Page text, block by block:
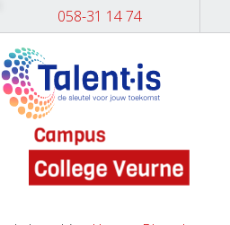
058-31 14 74